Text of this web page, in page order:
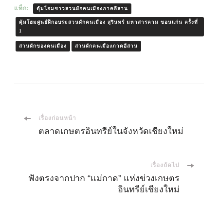
แท็ก:
ตุ้มโฮมชาวสวนผักคนเมืองภาคอีสาน
ตุ้มโฮมศูนย์ฝึกอบรมสวนผักคนเมือง สุรินทร์ มหาสารคาม ขอนแก่น ครั้งที่
1
สวนผักของคนเมือง สวนผักคนเมืองภาคอีสาน
เมนู
ทาง
เรื่องก่อนหน้า
ตลาดเกษตรอินทรีย์ในจังหวัดเชียงใหม่
เรื่องถัดไป
ฟังตรงจากปาก “แม่กาด” แห่งข่วงเกษตร
อินทรีย์เชียงใหม่